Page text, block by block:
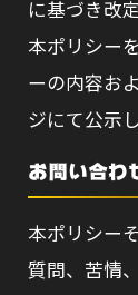
に基づき改
本ポリシー
ーの内容お
ジにて公示し
お問い合わ
本ポリシー
質問、苦情